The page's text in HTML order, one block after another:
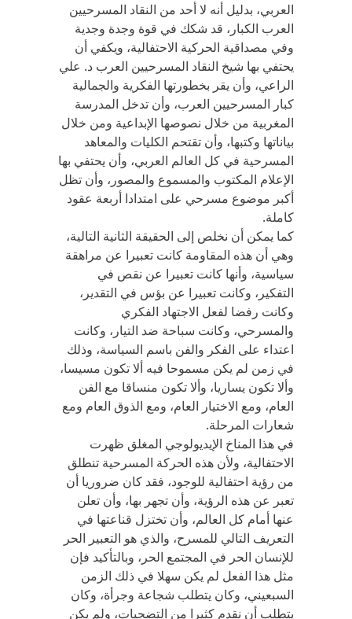
العربي، بدليل أنه لا أحد من النقاد المسرحيين
العرب الكبار، قد شكك في قوة وجدة وجدية
وفي مصداقية الحركية الاحتفالية، ويكفي أن
يحتفي بها شيخ النقاد المسرحيين العرب د. علي
الراعي، وأن يقر بخطورتها الفكرية والجمالية
كبار المسرحيين العرب، وأن تدخل المدرسة
المغربية من خلال نصوصها الإبداعية ومن خلال
بياناتها وكتبها، وأن تقتحم الكليات والمعاهد
المسرحية في كل العالم العربي، وأن يحتفي بها
الإعلام المكتوب والمسموع والمصور، وأن تظل
أكبر موضوع مسرحي على امتدادا أربعة عقود
كاملة.
كما يمكن أن نخلص إلى الحقيقة الثانية التالية،
وهي أن هذه المقاومة كانت تعبيرا عن مراهقة
سياسية، وأنها كانت تعبيرا عن نقص في
التفكير، وكانت تعبيرا عن بؤس في التقدير،
وكانت رفضا لفعل الاجتهاد الفكري
والمسرحي، وكانت سباحة ضد التيار، وكانت
اعتداء على الفكر والفن باسم السياسة، وذلك
في زمن لم يكن مسموحا فيه ألا تكون مسيسا،
وألا تكون يساريا، وألا تكون منساقا مع الفن
العام، ومع الاختيار العام، ومع الذوق العام ومع
شعارات المرحلة.
في هذا المناخ الإيديولوجي المغلق ظهرت
الاحتفالية، ولأن هذه الحركة المسرحية تنطلق
من رؤية احتفالية للوجود، فقد كان ضروريا أن
تعبر عن هذه الرؤية، وأن تجهر بها، وأن تعلن
عنها أمام كل العالم، وأن تختزل قناعتها في
التعريف التالي للمسرح، والذي هو التعبير الحر
للإنسان الحر في المجتمع الحر، وبالتأكيد فإن
مثل هذا الفعل لم يكن سهلا في ذلك الزمن
السبعيني، وكان يتطلب شجاعة وجرأة، وكان
يتطلب أن نقدم كثيرا من التضحيات، ولم يكن